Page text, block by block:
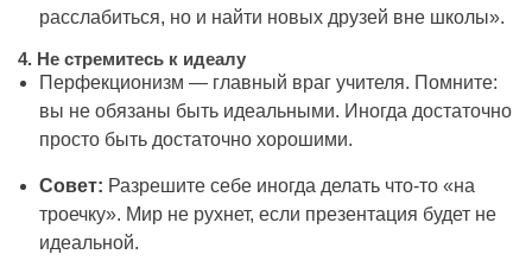
расслабиться, но и найти новых друзей вне школы».
4. Не стремитесь к идеалу
Перфекционизм — главный враг учителя. Помните:
вы не обязаны быть идеальными. Иногда достаточно
просто быть достаточно хорошими.
Совет: Разрешите себе иногда делать что-то «на
троечку». Мир не рухнет, если презентация будет не
идеальной.